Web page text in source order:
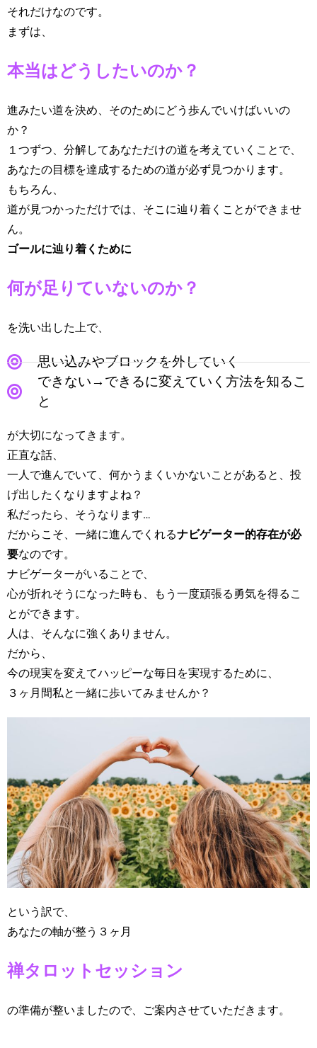
それだけなのです。
まずは、
本当はどうしたいのか？
進みたい道を決め、そのためにどう歩んでいけばいいの
か？
１つずつ、分解してあなただけの道を考えていくことで、
あなたの目標を達成するための道が必ず見つかります。
もちろん、
道が見つかっただけでは、そこに辿り着くことができませ
ん。
ゴールに辿り着くために
何が足りていないのか？
を洗い出した上で、
思い込みやブロックを外していく
できない→できるに変えていく方法を知るこ
と
が大切になってきます。
正直な話、
一人で進んでいて、何かうまくいかないことがあると、投
げ出したくなりますよね？
私だったら、そうなります…
だからこそ、一緒に進んでくれるナビゲーター的存在が必
要なのです。
ナビゲーターがいることで、
心が折れそうになった時も、もう一度頑張る勇気を得るこ
とができます。
人は、そんなに強くありません。
だから、
今の現実を変えてハッピーな毎日を実現するために、
３ヶ月間私と一緒に歩いてみませんか？
という訳で、
あなたの軸が整う３ヶ月
禅タロットセッション
の準備が整いましたので、ご案内させていただきます。